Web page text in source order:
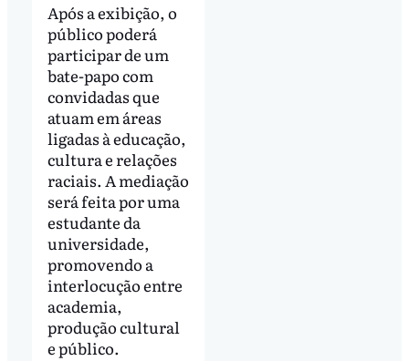
Após a exibição, o
público poderá
participar de um
bate-papo com
convidadas que
atuam em áreas
ligadas à educação,
cultura e relações
raciais. A mediação
será feita por uma
estudante da
universidade,
promovendo a
interlocução entre
academia,
produção cultural
e público.